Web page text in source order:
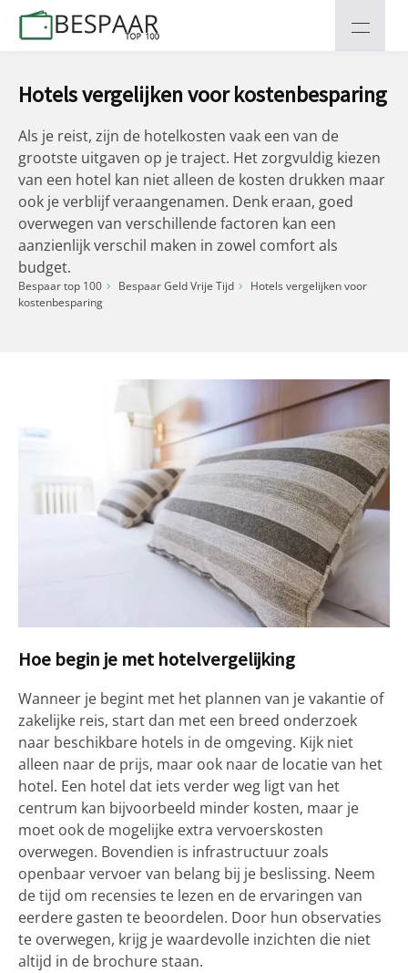
Hotels vergelijken voor kostenbesparing
Als je reist, zijn de hotelkosten vaak een van de
grootste uitgaven op je traject. Het zorgvuldig kiezen
van een hotel kan niet alleen de kosten drukken maar
ook je verblijf veraangenamen. Denk eraan, goed
overwegen van verschillende factoren kan een
aanzienlijk verschil maken in zowel comfort als
budget.
Bespaar top 100 Bespaar Geld Vrije Tijd
Hotels vergelijken voor
kostenbesparing
Hoe begin je met hotelvergelijking
Wanneer je begint met het plannen van je vakantie of
zakelijke reis, start dan met een breed onderzoek
naar beschikbare hotels in de omgeving. Kijk niet
alleen naar de prijs, maar ook naar de locatie van het
hotel. Een hotel dat iets verder weg ligt van het
centrum kan bijvoorbeeld minder kosten, maar je
moet ook de mogelijke extra vervoerskosten
overwegen. Bovendien is infrastructuur zoals
openbaar vervoer van belang bij je beslissing. Neem
de tijd om recensies te lezen en de ervaringen van
eerdere gasten te beoordelen. Door hun observaties
te overwegen, krijg je waardevolle inzichten die niet
altijd in de brochure staan.